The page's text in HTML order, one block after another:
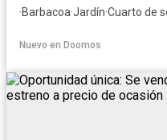
·Barbacoa·Jardín·Cuarto de
Nuevo en Doomos